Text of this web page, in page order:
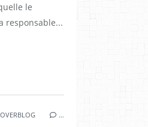
le
responsable...
…